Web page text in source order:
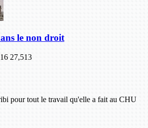
le non droit
27,513
pour tout le travail qu'elle a fait au CHU